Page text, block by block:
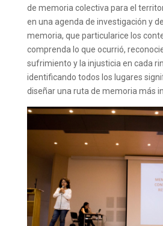
de memoria colectiva para el
en una agenda de investigación y
memoria, que particularice los
comprenda lo que ocurrió,
sufrimiento y la injusticia en cada
identificando todos los lugares
diseñar una ruta de memoria más